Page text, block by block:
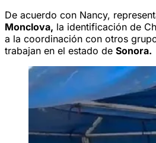
De acuerdo con Nancy,
Monclova, la identificación de
a la coordinación con otros
trabajan en el estado de Sonora.